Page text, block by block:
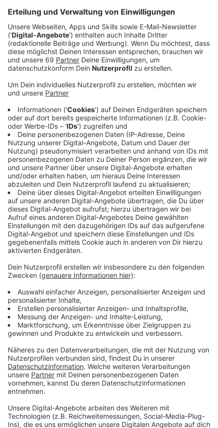
Ob im Garten, auf Wiesen, an Wegrändern oder im Wald
- überall könnt ihr Insekten beobachten und
anschließend melden- entweder über die App
"ObsIdentify" oder über die Homepage
sondern das ganze Jahr über - neben Insekten können
Viktor Hartung der Insekten-Fachmann des LWL-
Museums für Naturkunde in Münster:
Die meisten Insekten sind bei gutem Wetter
aktiv. Da macht es auch uns am meisten Spaß sie
zu beobachten. Aber selbst bei schlechtem
Wetter kann man fündig werden: Wanzen, Käfer
und Bienen suchen Schutz in geschlossenen
Blüten, während andere Insekten sich gerne auf
Blattunterseiten oder in der dichten
Krautschicht verstecken.
nachdem die Anzahl und Vielfalt der Insekten und
abgenommen hat.
Anzeige
Was kann im Sommer beobachtet werden
Anzeige
beobachtet werden, aber die typischen Sommerarten
kommen noch. Momentan könnt ihr Tagfalter wie der